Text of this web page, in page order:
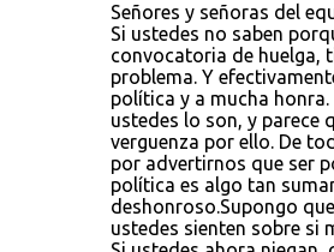
Señores y señoras del
Si ustedes no saben
convocatoria de huelga,
problema. Y
política y a mucha
ustedes lo son, y parece
verguenza por ello. De
por advertirnos que ser
política es algo tan
deshonroso.Supongo
ustedes sienten sobre si